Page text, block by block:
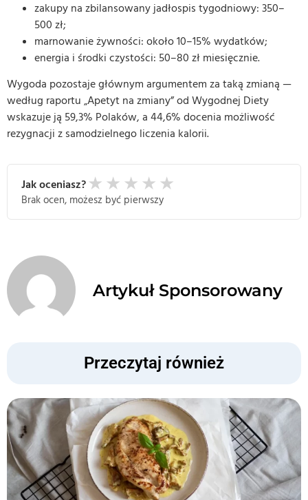
zakupy na zbilansowany jadłospis tygodniowy: 350–
500 zł;
marnowanie żywności: około 10–15% wydatków;
energia i środki czystości: 50–80 zł miesięcznie.
Wygoda pozostaje głównym argumentem za taką zmianą —
według raportu „Apetyt na zmiany” od Wygodnej Diety
wskazuje ją 59,3% Polaków, a 44,6% docenia możliwość
rezygnacji z samodzielnego liczenia kalorii.
Jak oceniasz? ★ ★ ★ ★ ★
Brak ocen, możesz być pierwszy
Artykuł Sponsorowany
Przeczytaj również